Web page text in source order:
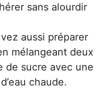
sans alourdir
aussi préparer
mélangeant deux
de sucre avec une
chaude.